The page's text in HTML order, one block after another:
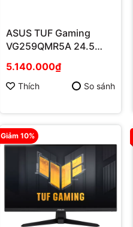
ASUS TUF Gaming
VG259QMR5A 24.5
5.140.000₫
Thích So sánh
Giảm 10%